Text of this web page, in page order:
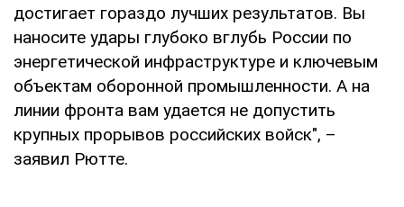
достигает гораздо лучших результатов. Вы
наносите удары глубоко вглубь России по
энергетической инфраструктуре и ключевым
объектам оборонной промышленности. А на
линии фронта вам удается не допустить
крупных прорывов российских войск", –
заявил Рютте.